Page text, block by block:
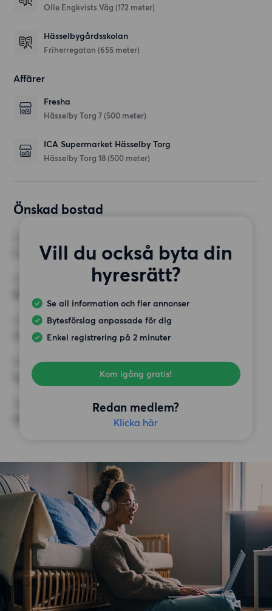
Olle Engkvists Väg (172 meter)
Hässelbygårdsskolan
Friherregatan (655 meter)
Affärer
Fresha
Hässelby Torg 7 (500 meter)
ICA Supermarket Hässelby Torg
Hässelby Torg 18 (500 meter)
Önskad bostad
Vill du också byta din
hyresrätt?
Se all information och fler annonser
Bytesförslag anpassade för dig
Enkel registrering på 2 minuter
Kom igång gratis!
Redan medlem?
Klicka här
MINST ANTAL KVADRATMETER
HÖGSTA HYRA
13 000 kr
Inga speciella krav
ÖVRIGA PREFERENSER
Inga speciella preferenser